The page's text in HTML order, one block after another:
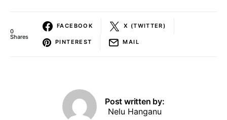
0
Shares
FACEBOOK X (TWITTER)
PINTEREST MAIL
Post written by:
Nelu Hanganu